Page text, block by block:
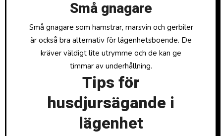
Små gnagare
Små gnagare som hamstrar, marsvin och gerbiler
är också bra alternativ för lägenhetsboende. De
kräver väldigt lite utrymme och de kan ge
timmar av underhållning.
Tips för
husdjursägande i
lägenhet